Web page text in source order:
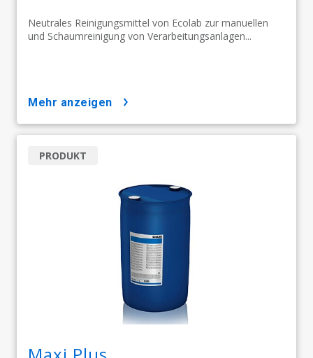
Neutrales Reinigungsmittel von Ecolab zur manuellen
und Schaumreinigung von Verarbeitungsanlagen...
mehr anzeigen
PRODUKT